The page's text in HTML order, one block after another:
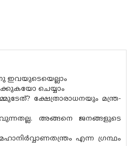
ഇവയുടെയെല്ലാം
ചെയ്യാം
ക്ഷേത്രാരാധനയും മന്ത്ര-
വുന്നതല്ല. അങ്ങനെ ജനങ്ങളുടെ
എന്ന ഗ്രന്ഥം